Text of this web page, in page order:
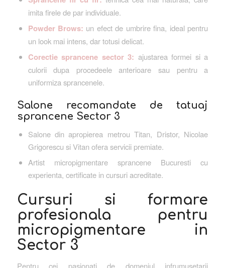
imita firele de par individuale.
Powder Brows: un efect de umbrire fina, ideal pentru
un look mai intens, dar totusi delicat.
Corectie sprancene sector 3: ajustarea formei si a
culorii dupa procedeele anterioare sau pentru a
uniformiza sprancenele.
Salone recomandate de tatuaj
sprancene Sector 3
Salone din apropierea metrou Titan, Dristor, Nicolae
Grigorescu si Vitan ofera servicii premiate.
Artist micropigmentare sprancene Bucuresti cu
experienta, certificate in cursuri acreditate.
Cursuri si formare
profesionala pentru
micropigmentare in
Sector 3
Pentru cei pasionati de domeniul infrumusetarii